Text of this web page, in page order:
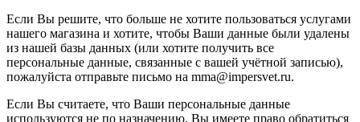
Если Вы решите, что больше не хотите пользоваться услугами
нашего магазина и хотите, чтобы Ваши данные были удалены
из нашей базы данных (или хотите получить все
персональные данные, связанные с вашей учётной записью),
пожалуйста отправьте письмо на mma@impersvet.ru.
Если Вы считаете, что Ваши персональные данные
используются не по назначению, Вы имеете право обратиться